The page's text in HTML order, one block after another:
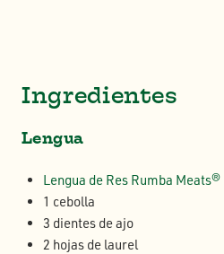
Ingredientes
Lengua
Lengua de Res Rumba Meats®
1 cebolla
3 dientes de ajo
2 hojas de laurel